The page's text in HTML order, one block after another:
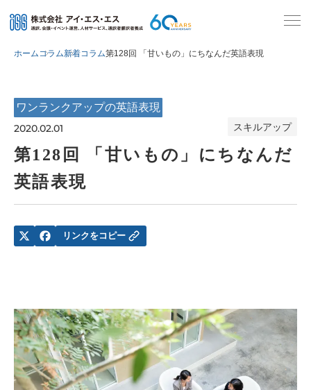
ホームコラム新着コラム第128回 「甘いもの」にちなんだ英語表現
ワンランクアップの英語表現
2020.02.01 スキルアップ
第128回 「甘いもの」にちなんだ
英語表現
リンクをコピー